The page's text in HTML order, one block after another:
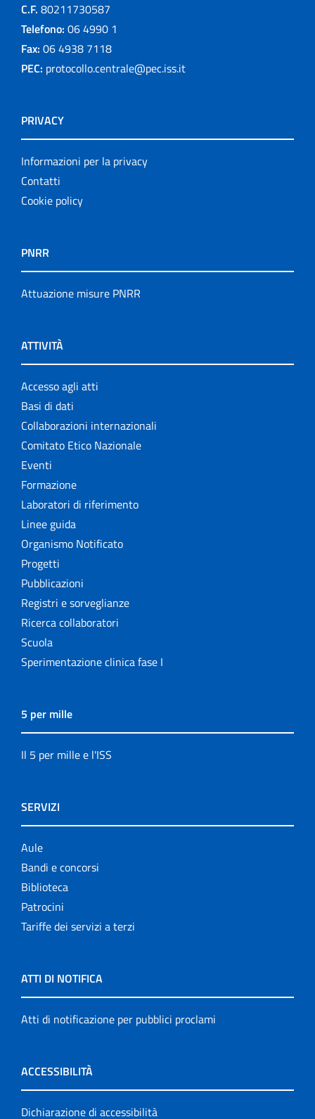
C.F. 80211730587
Telefono: 06 4990 1
Fax: 06 4938 7118
PEC: protocollo.centrale@pec.iss.it
PRIVACY
Informazioni per la privacy
Contatti
Cookie policy
PNRR
Attuazione misure PNRR
ATTIVITÀ
Accesso agli atti
Basi di dati
Collaborazioni internazionali
Comitato Etico Nazionale
Eventi
Formazione
Laboratori di riferimento
Linee guida
Organismo Notificato
Progetti
Pubblicazioni
Registri e sorveglianze
Ricerca collaboratori
Scuola
Sperimentazione clinica fase I
5 per mille
Il 5 per mille e l'ISS
SERVIZI
Aule
Bandi e concorsi
Biblioteca
Patrocini
Tariffe dei servizi a terzi
ATTI DI NOTIFICA
Atti di notificazione per pubblici proclami
ACCESSIBILITÀ
Dichiarazione di accessibilità